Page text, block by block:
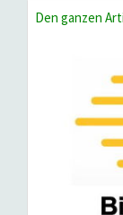
Den ganzen